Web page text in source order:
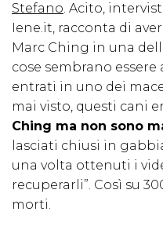
Stefano. Acito,
Iene.it, racconta di
Marc Ching in una
cose sembrano essere
entrati in uno dei
mai visto, questi cani
Ching ma non sono
lasciati chiusi in
una volta ottenuti i
recuperarli”. Così su
morti.